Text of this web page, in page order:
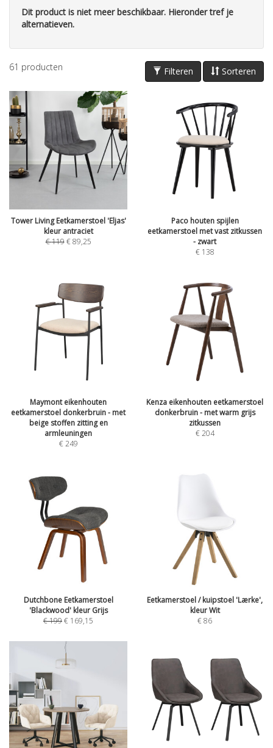
Dit product is niet meer beschikbaar. Hieronder tref je
alternatieven.
Sorteren
Filteren
61 producten
Tower Living Eetkamerstoel 'Eljas'
kleur antraciet
€119 €89,25
Paco houten spijlen
eetkamerstoel met vast zitkussen
- zwart
€ 138
Maymont eikenhouten
eetkamerstoel donkerbruin - met
beige stoffen zitting en
armleuningen
€249
Kenza eikenhouten eetkamerstoel
donkerbruin - met warm grijs
zitkussen
€204
Dutchbone Eetkamerstoel
'Blackwood' kleur Grijs
€199€ 169,15
Eetkamerstoel / kuipstoel 'Lærke',
kleur Wit
€86